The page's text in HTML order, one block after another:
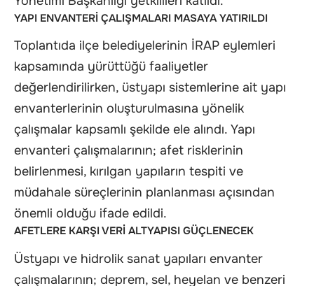
YAPI ENVANTERİ ÇALIŞMALARI MASAYA YATIRILDI
Toplantıda ilçe belediyelerinin İRAP eylemleri
kapsamında yürüttüğü faaliyetler
değerlendirilirken, üstyapı sistemlerine ait yapı
envanterlerinin oluşturulmasına yönelik
çalışmalar kapsamlı şekilde ele alındı. Yapı
envanteri çalışmalarının; afet risklerinin
belirlenmesi, kırılgan yapıların tespiti ve
müdahale süreçlerinin planlanması açısından
önemli olduğu ifade edildi.
AFETLERE KARŞI VERİ ALTYAPISI GÜÇLENECEK
Üstyapı ve hidrolik sanat yapıları envanter
çalışmalarının; deprem, sel, heyelan ve benzeri